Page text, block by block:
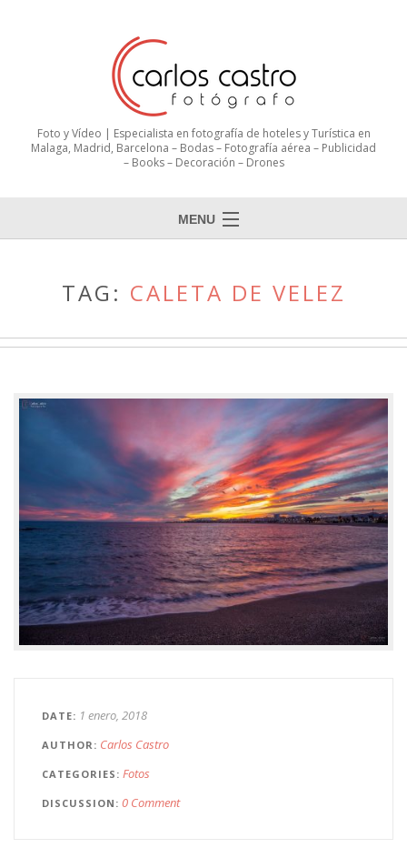
Foto y Vídeo | Especialista en fotografía de hoteles y Turística en
Malaga, Madrid, Barcelona – Bodas – Fotografía aérea – Publicidad
– Books – Decoración – Drones
MENU
TAG: CALETA DE VELEZ
DATE 1 enero, 2018
AUTHOR Carlos Castro
CATEGORIES Fotos
DISCUSSION 0 Comment